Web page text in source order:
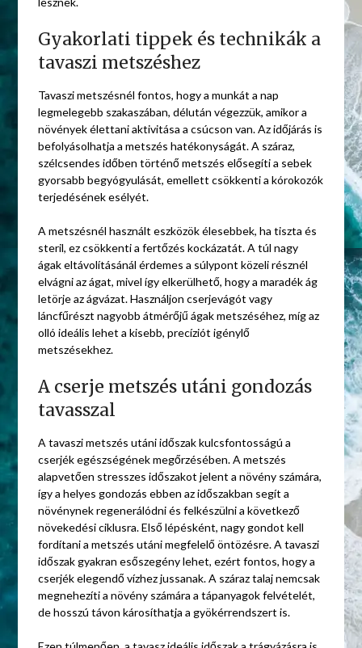
Gyakorlati tippek és technikák a
tavaszi metszéshez
Tavaszi metszésnél fontos, hogy a munkát a nap
legmelegebb szakaszában, délután végezzük, amikor a
növények élettani aktivitása a csúcson van. Az időjárás is
befolyásolhatja a metszés hatékonyságát. A száraz,
szélcsendes időben történő metszés elősegíti a sebek
gyorsabb begyógyulását, emellett csökkenti a kórokozók
terjedésének esélyét.
A metszésnél használt eszközök élesebbek, ha tiszta és
steril, ez csökkenti a fertőzés kockázatát. A túl nagy
ágak eltávolításánál érdemes a súlypont közeli résznél
elvágni az ágat, mivel így elkerülhető, hogy a maradék ág
letörje az ágvázat. Használjon cserjevágót vagy
láncfűrészt nagyobb átmérőjű ágak metszéséhez, míg az
olló ideális lehet a kisebb, precíziót igénylő
metszésekhez.
A cserje metszés utáni gondozás
tavasszal
A tavaszi metszés utáni időszak kulcsfontosságú a
cserjék egészségének megőrzésében. A metszés
alapvetően stresszes időszakot jelent a növény számára,
így a helyes gondozás ebben az időszakban segít a
növénynek regenerálódni és felkészülni a következő
növekedési ciklusra. Első lépésként, nagy gondot kell
fordítani a metszés utáni megfelelő öntözésre. A tavaszi
időszak gyakran esőszegény lehet, ezért fontos, hogy a
cserjék elegendő vízhez jussanak. A száraz talaj nemcsak
megnehezíti a növény számára a tápanyagok felvételét,
de hosszú távon károsíthatja a gyökérrendszert is.